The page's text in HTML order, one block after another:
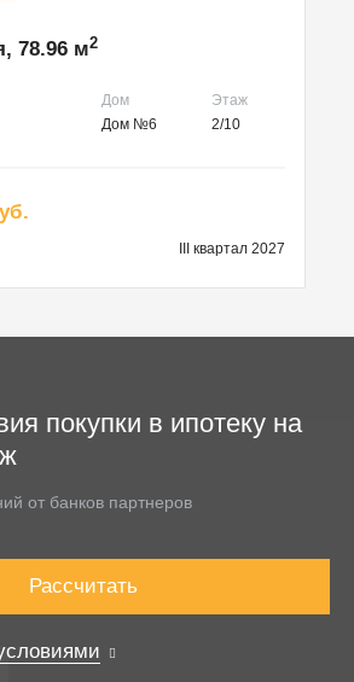
78.96 м2
Дом
Этаж
Дом №6 2/10
III квартал 2027
покупки в ипотеку на
от банков партнеров
Рассчитать